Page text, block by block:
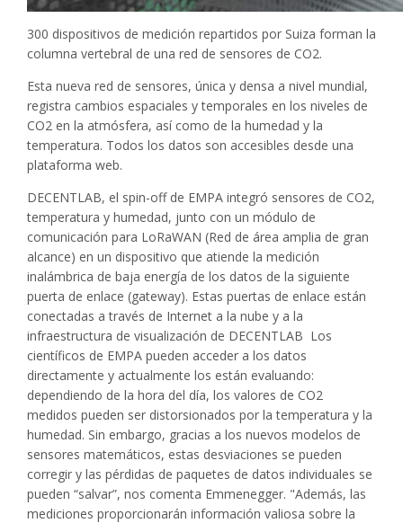
300 dispositivos de medición repartidos por Suiza forman la
columna vertebral de una red de sensores de CO2.
Esta nueva red de sensores, única y densa a nivel mundial,
registra cambios espaciales y temporales en los niveles de
CO2 en la atmósfera, así como de la humedad y la
temperatura. Todos los datos son accesibles desde una
plataforma web.
DECENTLAB, el spin-off de EMPA integró sensores de CO2,
temperatura y humedad, junto con un módulo de
comunicación para LoRaWAN (Red de área amplia de gran
alcance) en un dispositivo que atiende la medición
inalámbrica de baja energía de los datos de la siguiente
puerta de enlace (gateway). Estas puertas de enlace están
conectadas a través de Internet a la nube y a la
infraestructura de visualización de DECENTLAB Los
científicos de EMPA pueden acceder a los datos
directamente y actualmente los están evaluando:
dependiendo de la hora del día, los valores de CO2
medidos pueden ser distorsionados por la temperatura y la
humedad. Sin embargo, gracias a los nuevos modelos de
sensores matemáticos, estas desviaciones se pueden
corregir y las pérdidas de paquetes de datos individuales se
pueden “salvar”, nos comenta Emmenegger. "Además, las
mediciones proporcionarán información valiosa sobre la